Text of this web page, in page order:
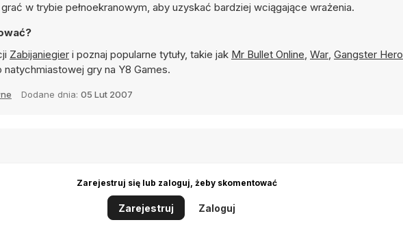
w trybie pełnoekranowym, aby uzyskać bardziej wciągające wrażenia.
Zabijaniegier i poznaj popularne tytuły, takie jak Mr Bullet Online, War, Gangster Hero
gry na Y8 Games.
Dodane dnia: 05 Lut 2007
Zarejestruj się lub zaloguj, żeby skomentować
Zarejestruj Zaloguj